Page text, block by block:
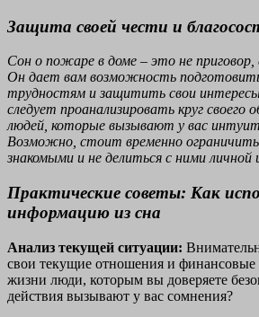
Защита своей чести и
Сон о пожаре в доме – это не приговор,
Он дает вам возможность
трудностям и защитить свои
следует проанализировать круг своего
людей, которые вызывают у вас
Возможно, стоит временно
знакомыми и не делиться с ними личной
Практические советы: Как
информацию из сна
Анализ текущей ситуации:
свои текущие отношения и финансовые
жизни люди, которым вы доверяете
действия вызывают у вас сомнения?